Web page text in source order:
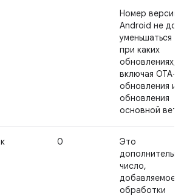
Номер версии
Android не
уменьшаться ни
при каких
обновлениях,
включая OTA-
обновления и
обновления
основной
к 0
Это
число,
добавляемое
обработки